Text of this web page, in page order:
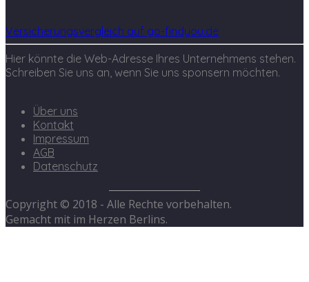
Versicherungsvergleich auf go-findyou.de
Hier könnte die Web-Adresse Ihres Unternehmens stehen.
Schreiben Sie uns an, wenn Sie uns sponsern möchten.
Über uns
Kontakt
Impressum
AGB
Datenschutz
Copyright © 2018 - Alle Rechte vorbehalten.
Gemacht mit im Herzen Berlins.